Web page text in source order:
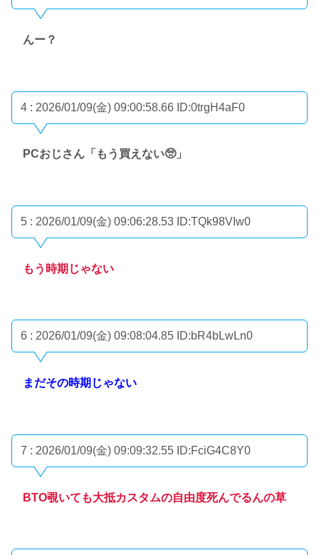
んー？
4 : 2026/01/09(金) 09:00:58.66 ID:0trgH4aF0
PCおじさん「もう買えない🥺」
5 : 2026/01/09(金) 09:06:28.53 ID:TQk98VIw0
もう時期じゃない
6 : 2026/01/09(金) 09:08:04.85 ID:bR4bLwLn0
まだその時期じゃない
7 : 2026/01/09(金) 09:09:32.55 ID:FciG4C8Y0
BTO覗いても大抵カスタムの自由度死んでるんの草